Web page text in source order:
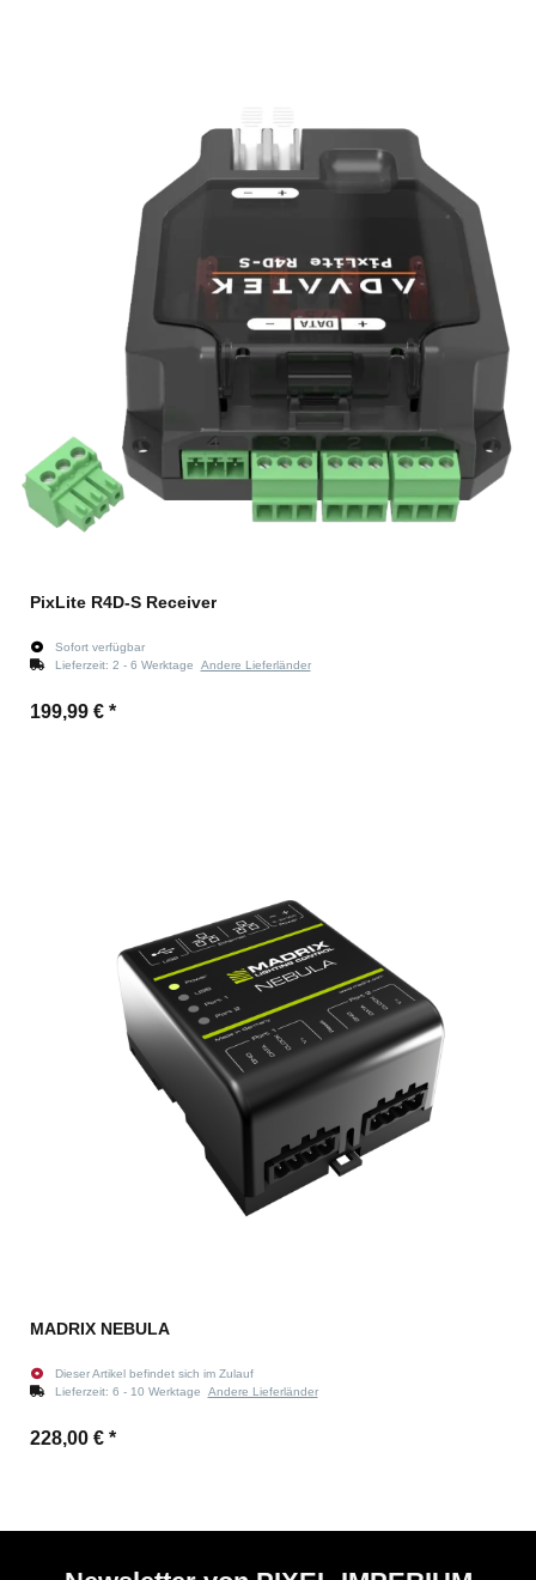
PixLite R4D-S Receiver
Sofort verfügbar
Lieferzeit: 2 - 6 Werktage Andere Lieferländer
199,99 € *
MADRIX NEBULA
Dieser Artikel befindet sich im Zulauf
Lieferzeit: 6 - 10 Werktage Andere Lieferländer
228,00 € *